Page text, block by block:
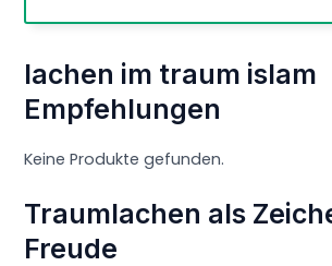
lachen im traum islam
Empfehlungen
Keine Produkte gefunden.
Traumlachen als
Freude